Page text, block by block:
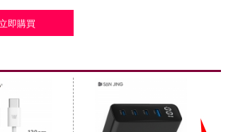
立即購買